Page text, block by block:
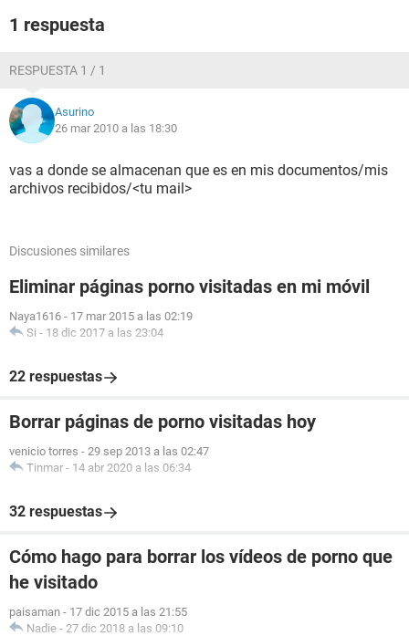
1 respuesta
RESPUESTA 1 / 1
Asurino
26 mar 2010 a las 18:30
vas a donde se almacenan que es en mis documentos/mis
archivos recibidos/<tu mail>
Discusiones similares
Eliminar páginas porno visitadas en mi móvil
Naya1616 - 17 mar 2015 a las 02:19
Si - 18 dic 2017 a las 23:04
22 respuestas
Borrar páginas de porno visitadas hoy
venicio torres - 29 sep 2013 a las 02:47
Tinmar - 14 abr 2020 a las 06:34
32 respuestas
Cómo hago para borrar los vídeos de porno que
he visitado
paisaman - 17 dic 2015 a las 21:55
Nadie - 27 dic 2018 a las 09:10